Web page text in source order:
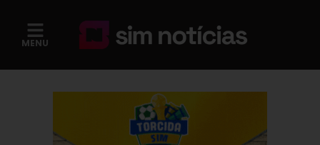
MENU